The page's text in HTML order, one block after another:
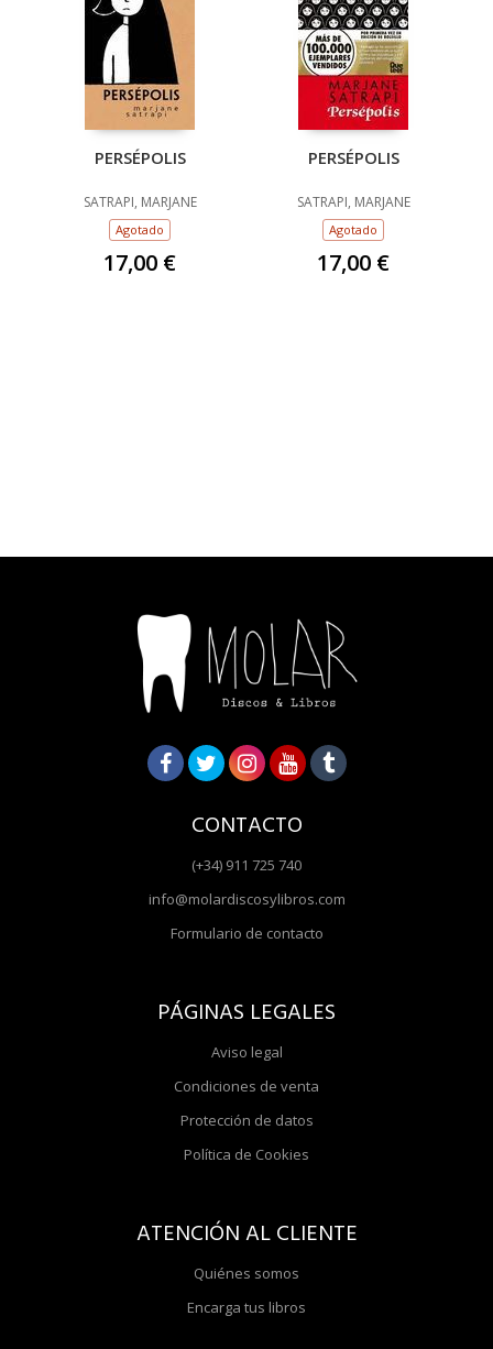
PERSÉPOLIS
SATRAPI, MARJANE
Agotado
17,00 €
PERSÉPOLIS
SATRAPI, MARJANE
Agotado
17,00 €
CONTACTO
(+34) 911 725 740
info@molardiscosylibros.com
Formulario de contacto
PÁGINAS LEGALES
Aviso legal
Condiciones de venta
Protección de datos
Política de Cookies
ATENCIÓN AL CLIENTE
Quiénes somos
Encarga tus libros